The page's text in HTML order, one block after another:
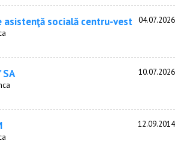
socială centru-vest 04.07.2026
SA
10.07.2026
12.09.2014